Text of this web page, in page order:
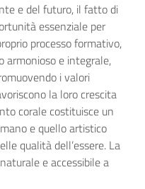
e del futuro, il fatto di
essenziale per
processo formativo,
armonioso e integrale,
i valori
la loro crescita
corale costituisce un
e quello artistico
qualità dell’essere. La
e accessibile a